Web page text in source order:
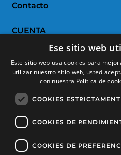
Contacto
CUENTA
Historial de pedidos
Devoluciones
Productos favoritos
Comparar productos
SERVICIO AL CLIENTE
Condiciones de Compra
Ese sitio web
Este sitio web usa cookies para
utilizar nuestro sitio web, usted
con nuestra Política de
COOKIES
COOKIES DE
COOKIES DE